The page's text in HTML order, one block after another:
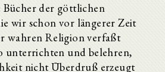
Bücher der göttlichen
wir schon vor längerer Zeit
wahren Religion verfaßt
unterrichten und belehren,
nicht Überdruß erzeugt